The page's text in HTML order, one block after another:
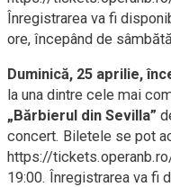
Înregistrarea va fi
ore, începând de
Duminică, 25 aprilie,
la una dintre cele mai
„Bărbierul din Sevilla”
concert. Biletele se pot
https://
19:00. Înregistrarea va fi